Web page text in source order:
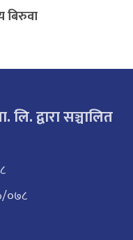
बिरुवा
द्वारा सञ्चालित
०७८